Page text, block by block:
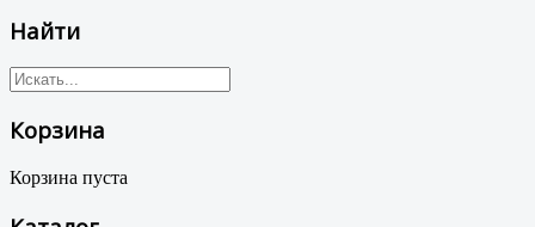
Найти
Корзина
Корзина пуста